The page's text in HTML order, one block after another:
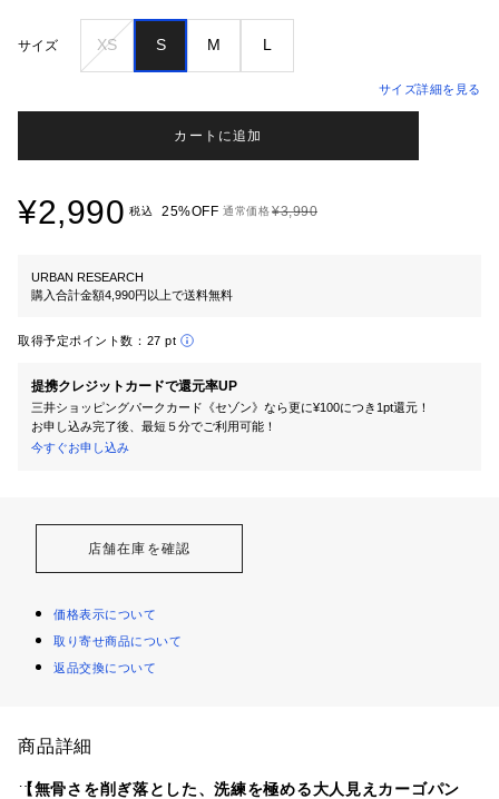
サイズ XS S M L
サイズ詳細を見る
カートに追加
¥2,990 税込 25%OFF 通常価格¥3,990
URBAN RESEARCH
購入合計金額4,990円以上で送料無料
取得予定ポイント数： 27 pt
提携クレジットカードで還元率UP
三井ショッピングパークカード《セゾン》なら更に¥100につき1pt還元！
お申し込み完了後、最短５分でご利用可能！
今すぐお申し込み
店舗在庫を確認
価格表示について
取り寄せ商品について
返品交換について
商品詳細
【無骨さを削ぎ落とした、洗練を極める大人見えカーゴパン